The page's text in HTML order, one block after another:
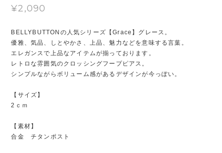
¥2,090
BELLYBUTTONの人気シリーズ【Grace】グレース。
優雅、気品、しとやかさ、上品、魅力などを意味する言葉。
エレガンスで上品なアイテムが揃っております。
レトロな雰囲気のクロッシングフープピアス。
シンプルながらボリューム感があるデザインが今っぽい。
【サイズ】
2ｃｍ
【素材】
合金 チタンポスト